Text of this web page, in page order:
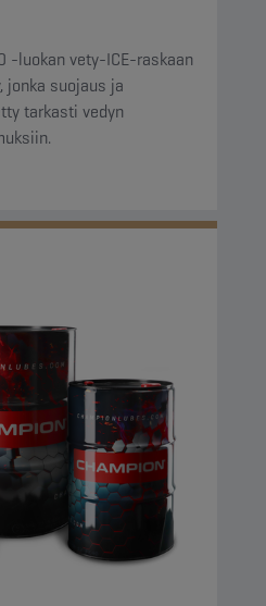
-luokan vety-ICE-raskaan
jonka suojaus ja
tarkasti vedyn